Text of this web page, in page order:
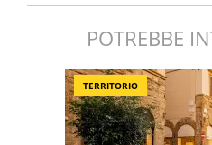
POTREBBE
TERRITORIO